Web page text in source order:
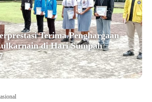
Terima Penghargaan
di Hari Sumpah